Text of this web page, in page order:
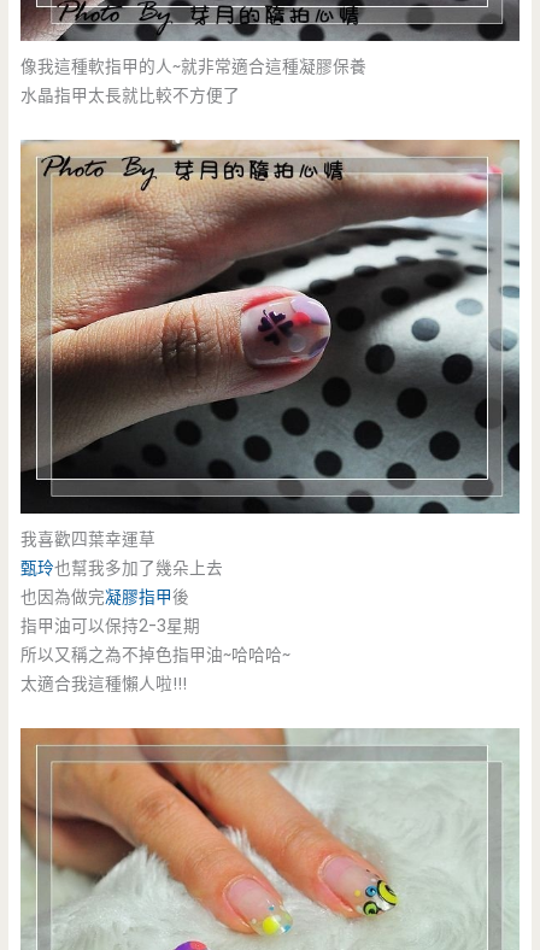
像我這種軟指甲的人~就非常適合這種凝膠保養
水晶指甲太長就比較不方便了
我喜歡四葉幸運草
甄玲也幫我多加了幾朵上去
也因為做完凝膠指甲後
指甲油可以保持2-3星期
所以又稱之為不掉色指甲油~哈哈哈~
太適合我這種懶人啦!!!